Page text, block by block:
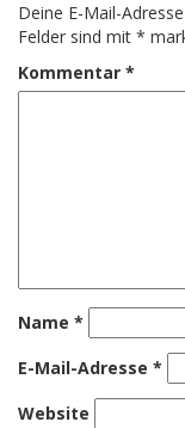
Deine E-Mail-
Felder sind mit *
Kommentar *
Name *
E-Mail-Adresse *
Website